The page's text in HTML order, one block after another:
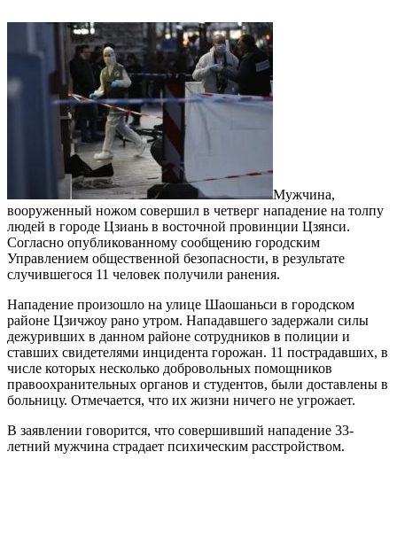
Мужчина,
вооруженный ножом совершил в четверг нападение на толпу
людей в городе Цзиань в восточной провинции Цзянси.
Согласно опубликованному сообщению городским
Управлением общественной безопасности, в результате
случившегося 11 человек получили ранения.
Нападение произошло на улице Шаошаньси в городском
районе Цзичжоу рано утром. Нападавшего задержали силы
дежуривших в данном районе сотрудников в полиции и
ставших свидетелями инцидента горожан. 11 пострадавших, в
числе которых несколько добровольных помощников
правоохранительных органов и студентов, были доставлены в
больницу. Отмечается, что их жизни ничего не угрожает.
В заявлении говорится, что совершивший нападение 33-
летний мужчина страдает психическим расстройством.